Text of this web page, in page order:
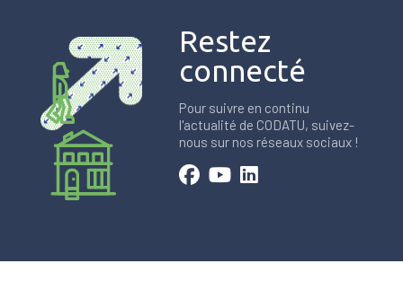
Restez
connecté
Pour suivre en continu
l'actualité de CODATU, suivez-
nous sur nos réseaux sociaux !